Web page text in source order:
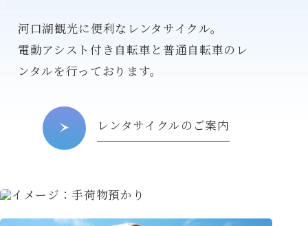
河口湖観光に便利なレンタサイクル。
電動アシスト付き自転車と普通自転車のレ
ンタルを行っております。
レンタサイクルのご案内
手荷物預かり